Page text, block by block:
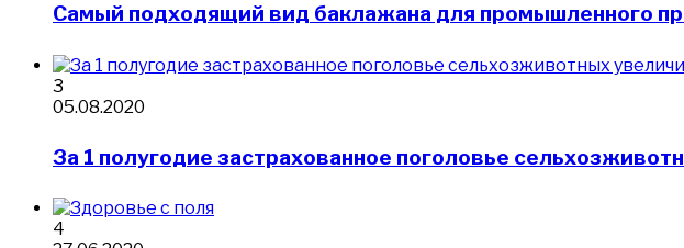
Самый подходящий вид баклажана для промышленного
3
05.08.2020
За 1 полугодие застрахованное поголовье
4